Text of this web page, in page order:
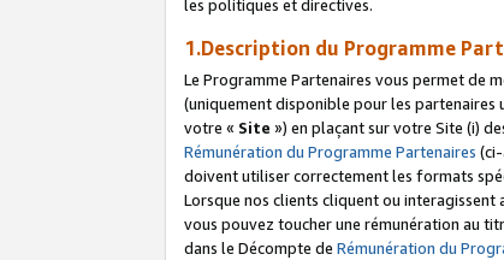
les politiques et directives.
1.Description du Programme
Le Programme Partenaires vous permet de
(uniquement disponible pour les partenaires
votre « Site ») en plaçant sur votre Site (i)
Rémunération du Programme Partenaires
doivent utiliser correctement les formats
Lorsque nos clients cliquent ou interagissent
vous pouvez toucher une rémunération au
dans le Décompte de Rémunération du